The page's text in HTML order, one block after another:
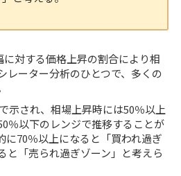
対する価格上昇の割合により相
レーター分析のひとつで、多くの
示され、相場上昇時には50％以上
％以下のレンジで推移することが
に70％以上になると「買われ過ぎ
と「売られ過ぎゾーン」と考えら